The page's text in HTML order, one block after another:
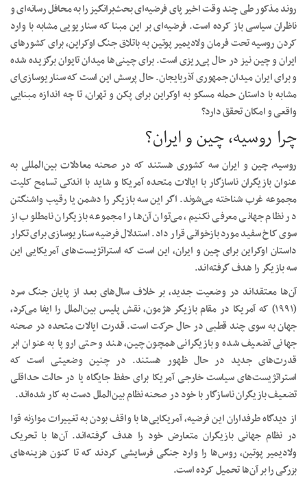
روند مذکور طی چند وقت اخیر پای فرضیه‌ای بحث‌برانگیز را به محافل رسانه‌ای و
ناظران سیاسی باز کرده است. فرضیه‌ای بر این مبنا که سناریویی مشابه با وارد
کردن روسیه تحت فرمان ولادیمیر پوتین به باتلاق جنگ اوکراین، برای کشور‌های
ایران و چین نیز در حال پی‌ریزی است. برای چینی‌ها میدان تایوان برگزیده شده
و برای ایران میدان جمهوری آذربایجان. حال پرسش این است که سناریوسازی‌ای
مشابه با داستان حمله مسکو به اوکراین برای پکن و تهران، تا چه اندازه مبنایی
واقعی و امکان تحقق دارد؟
چرا روسیه، چین و ایران؟
روسیه، چین و ایران سه کشوری هستند که در صحنه معادلات بین‌المللی به
عنوان بازیگران ناسازگار با ایالات متحده آمریکا و شاید با اندکی تسامح کلیت
مجموعه غرب شناخته می‌شوند. اگر این سه بازیگر را دشمن یا رقیب واشنگتن
در نظام جهانی معرفی نکنیم، می‌توان آن‌ها را مجموعه بازیگران نامطلوب از
سوی کاخ سفید مورد بازخوانی قرار داد. استدلال فرضیه سناریوسازی برای تکرار
داستان اوکراین برای چین و ایران، این است که استراتژیست‌های آمریکایی این
سه بازیگر را هدف گرفته‌اند.
آن‌ها معتقداند در وضعیت جدید، بر خلاف سال‌های بعد از پایان جنگ سرد
(۱۹۹۱) که آمریکا در مقام بازیگر هژمون، نقش پلیس بین‌الملل را ایفا می‌کرد،
جهان به سوی چند قطبی در حال حرکت است. قدرت ایالات متحده در صحنه
جهانی تضعیف شده و بازیگرانی همچون چین، هند و حتی اروپا به عنوان ابر
قدرت‌های جدید در حال ظهور هستند. در چنین وضعیتی است که
استراتژیست‌های سیاست خارجی آمریکا برای حفظ جایگاه یا در حالت حداقلی
تضعیف بازیگران ناسازگار با خود در صحنه نظام بین‌الملل دست به کار شده‌اند.
از دیدگاه طرفداران این فرضیه، آمریکایی‌ها با واقف بودن به تغییرات موازنه قوا
در نظام جهانی بازیگران متعارض خود را هدف گرفته‌اند. آن‌ها با تحریک
ولادیمیر پوتین، روس‌ها را وارد جنگی فرسایشی کردند که تا کنون هزینه‌های
بزرگی را بر آن‌ها تحمیل کرده است.